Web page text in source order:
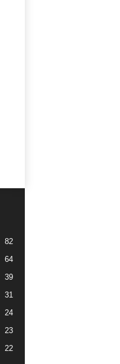
82
64
39
31
24
23
22